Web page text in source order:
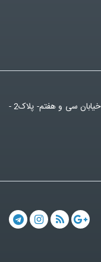
تهران ،سعادت آباد- میدان بهرود- خیابان عابدی- خیابان سی و هفتم- پلاک2 -